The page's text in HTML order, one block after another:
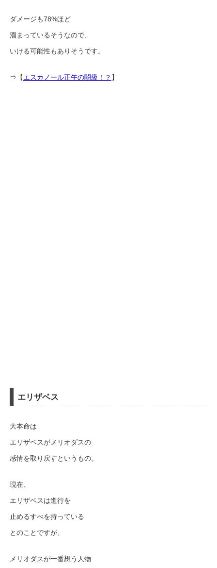
ダメージも78%ほど
溜まっているそうなので、
いける可能性もありそうです。
⇒【エスカノール正午の闘級！？ 】
エリザベス
大本命は
エリザベスがメリオダスの
感情を取り戻すというもの。
現在、
エリザベスは進行を
止めるすべを持っている
とのことですが、
メリオダスが一番想う人物